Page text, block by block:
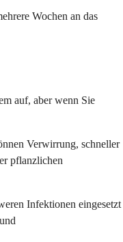
Wochen an das
auf, aber wenn Sie
Verwirrung, schneller
pflanzlichen
Infektionen eingesetzt